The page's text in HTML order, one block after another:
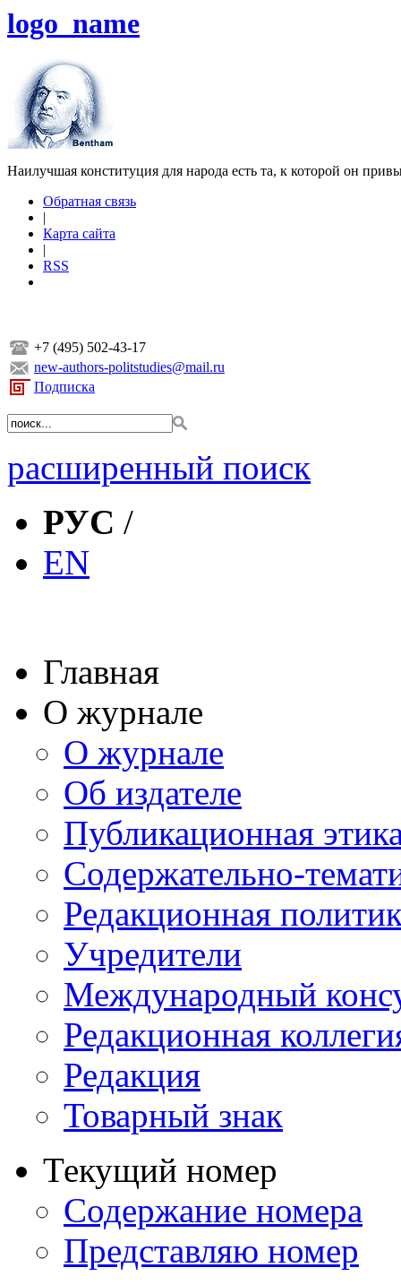
logo_name
Наилучшая конституция для народа есть та, к которой он
Обратная связь
|
Карта сайта
|
RSS
+7 (495) 502-43-17
new-authors-politstudies@mail.ru
Подписка
расширенный поиск
РУС /
EN
Главная
О журнале
О журнале
Об издателе
Публикационная
Содержательно-
Редакционная
Учредители
Международный
Редакционная
Редакция
Товарный знак
Текущий номер
Содержание номера
Представляю номер